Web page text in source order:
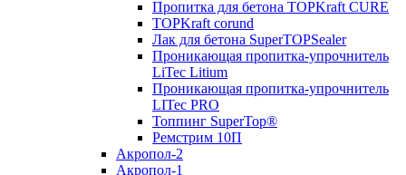
Пропитка для бетона TOPKraft CURE
TOPKraft corund
Лак для бетона SuperTOPSealer
Проникающая пропитка-упрочнитель
LiTec Litium
Проникающая пропитка-упрочнитель
LITec PRO
Топпинг SuperTop®
Ремстрим 10П
Акропол-2
Акропол-1